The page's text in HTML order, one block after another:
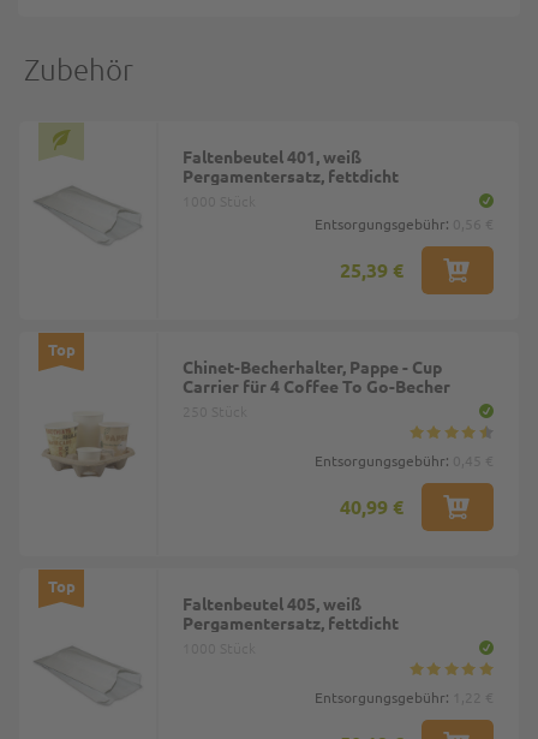
Zubehör
Faltenbeutel 401, weiß
Pergamentersatz, fettdicht
Entsorgungsgebühr:
25,39 €
Top
Chinet-Becherhalter, Pappe - Cup
Carrier für 4 Coffee To Go-Becher
Entsorgungsgebühr:
40,99 €
Top
Faltenbeutel 405, weiß
Pergamentersatz, fettdicht
Entsorgungsgebühr: